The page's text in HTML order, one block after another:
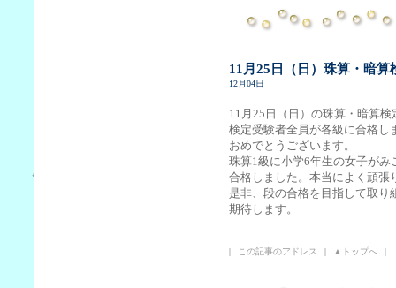
11月25日（日）珠算・暗
12月04日
11月25日（日）の珠算・暗算検
検定受験者全員が各級に合格し
おめでとうございます。
珠算1級に小学6年生の女子がみ
合格しました。本当によく頑張
是非、段の合格を目指して取り
期待します。
| この記事のアドレス | ▲トップへ |